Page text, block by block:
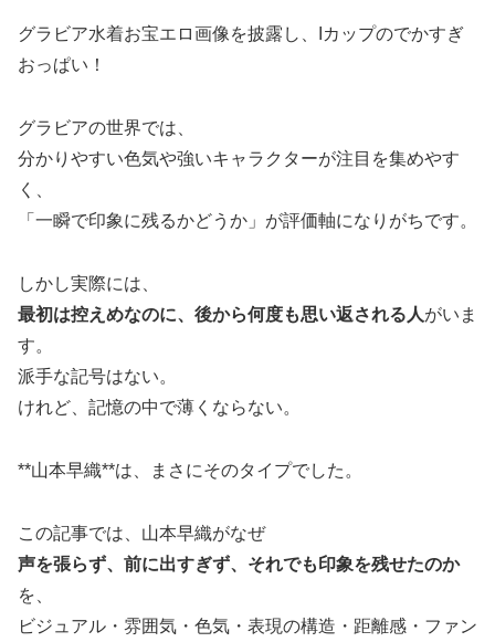
グラビア水着お宝エロ画像を披露し、Iカップのでかすぎ
おっぱい！
グラビアの世界では、
分かりやすい色気や強いキャラクターが注目を集めやす
く、
「一瞬で印象に残るかどうか」が評価軸になりがちです。
しかし実際には、
最初は控えめなのに、後から何度も思い返される人がいま
す。
派手な記号はない。
けれど、記憶の中で薄くならない。
**山本早織**は、まさにそのタイプでした。
この記事では、山本早織がなぜ
声を張らず、前に出すぎず、それでも印象を残せたのか
を、
ビジュアル・雰囲気・色気・表現の構造・距離感・ファン